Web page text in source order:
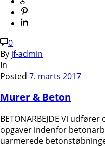
0
By jf-admin
In
Posted 7. marts 2017
Murer & Beton
BETONARBEJDE Vi
opgaver indenfor
uarmerede